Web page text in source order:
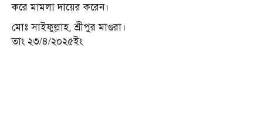
করে মামলা দায়ের করেন।
মোঃ সাইফুল্লাহ, শ্রীপুর মাগুরা।
তাং ২৩/৪/২০২৫ইং